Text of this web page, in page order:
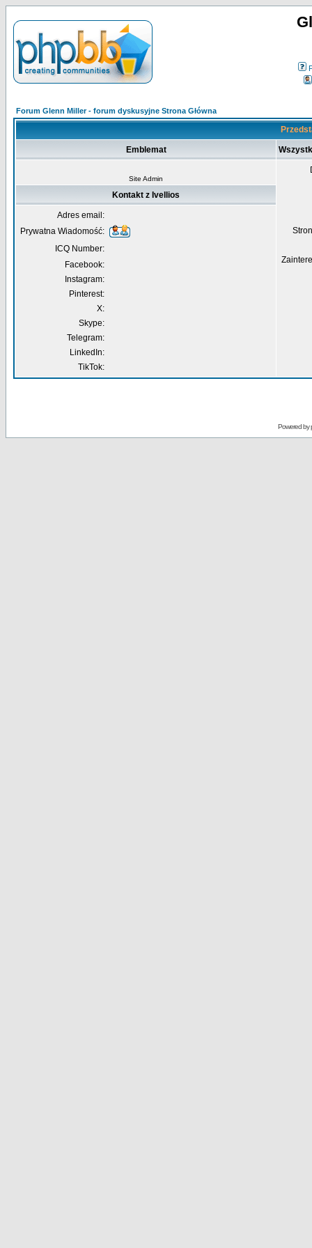
Forum Glenn Miller - forum dyskusyjne Strona Główna
Emblemat
Site Admin
Kontakt z Ivellios
Adres email:
Prywatna Wiadomość:
ICQ Number:
Facebook:
Instagram:
Pinterest:
X:
Skype:
Telegram:
LinkedIn:
TikTok:
Powered by